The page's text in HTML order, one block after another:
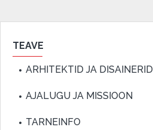
TEAVE
ARHITEKTID JA DISAINERID
AJALUGU JA MISSIOON
TARNEINFO